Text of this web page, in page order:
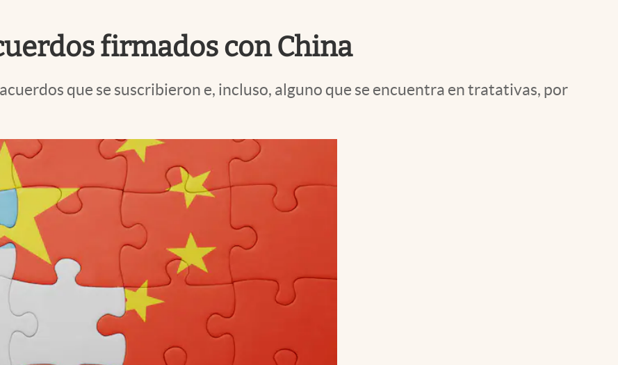
firmados con China
que se suscribieron e, incluso, alguno que se encuentra en tratativas, por